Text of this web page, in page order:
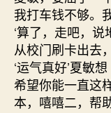
我打车钱不够。
‘算了，走吧，
从校门刷卡出去
‘运气真好’夏敏想
希望你能一直这
本，嘻嘻二，帮